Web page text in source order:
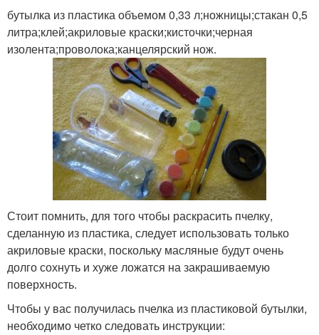
бутылка из пластика объемом 0,33 л;ножницы;стакан 0,5
литра;клей;акриловые краски;кисточки;черная
изолента;проволока;канцелярский нож.
Стоит помнить, для того чтобы раскрасить пчелку,
сделанную из пластика, следует использовать только
акриловые краски, поскольку масляные будут очень
долго сохнуть и хуже ложатся на закрашиваемую
поверхность.
Чтобы у вас получилась пчелка из пластиковой бутылки,
необходимо четко следовать инструкции: